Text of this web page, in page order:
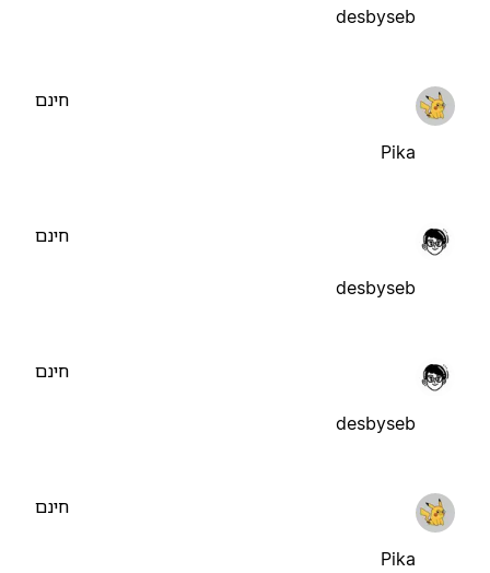
desbyseb
Pika
חינם
desbyseb
חינם
desbyseb
חינם
Pika
חינם